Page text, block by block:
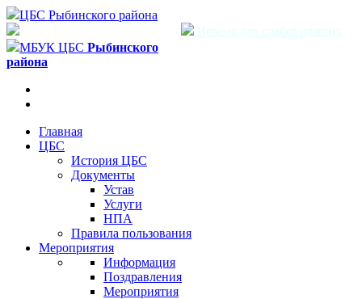
ЦБС Рыбинского района
Версия для слабовидящих
МБУК ЦБС Рыбинского
района
Главная
ЦБС
История ЦБС
Документы
Устав
Услуги
НПА
Правила пользования
Мероприятия
Информация
Поздравления
Мероприятия